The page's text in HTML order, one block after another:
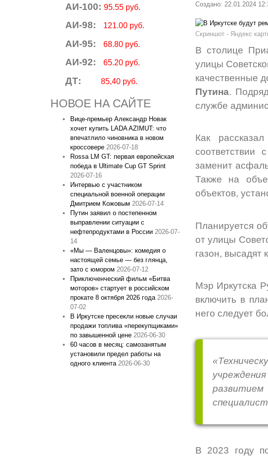
АИ-100: 95.55 руб.
АИ-98: 121.00 руб.
АИ-95: 68.80 руб.
АИ-92: 65.20 руб.
ДТ: 85,40 руб.
НОВОЕ НА САЙТЕ
Вице‑премьер Александр Новак
хочет купить LADA AZIMUT: что
впечатлило чиновника в новом
кроссовере 2026-07-18
Rossa LM GT: первая европейская
победа в Ultimate Cup GT Sprint
2026-07-16
Интервью с участником
специальной военной операции
Дмитрием Кожовым 2026-07-14
Путин заявил о постепенном
выправлении ситуации с
нефтепродуктами в России 2026-07-
14
«Мы — Валенцовы»: комедия о
настоящей семье — без глянца,
зато с юмором 2026-07-12
Приключенческий фильм «Битва
моторов» стартует в российском
прокате 8 октября 2026 года 2026-
07-02
В Иркутске пресекли новые случаи
продажи топлива «перекупщиками»
по завышенной цене 2026-06-30
60 часов в месяц: самозанятым
установили предел работы на
одного клиента 2026-06-30
Создано: 22.01.2024
Скриншот - Яндекс
В столице
улицы
качественные
Путина.
службе
Как
соответствии
заменит
Также на
объектов,
Планируется
от улицы
газон, высадят
Мэр Иркутска
включить в
него следует
В 2023 году